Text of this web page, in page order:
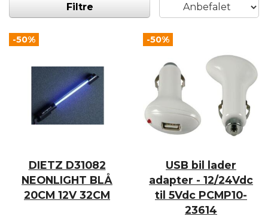
Filtre
-50%
DIETZ D31082
NEONLIGHT BLÅ
20CM 12V 32CM
-50%
USB bil lader
adapter - 12/24Vdc
til 5Vdc PCMP10-
23614